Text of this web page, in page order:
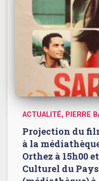
ACTUALITÉ PIERRE
Projection du
à la
Orthez à 15h00
Culturel du